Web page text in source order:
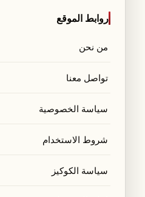
واسعة للعمليات
روابط الموقع
من نحن
تواصل معنا
سياسة الخصوصية
شروط الاستخدام
سياسة الكوكيز